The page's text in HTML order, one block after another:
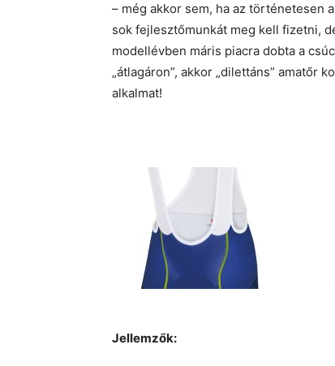
– még akkor sem, ha az történetesen
sok fejlesztőmunkát meg kell fizetni,
modellévben máris piacra dobta a
„átlagáron”, akkor „dilettáns” amatőr
alkalmat!
Jellemzők: